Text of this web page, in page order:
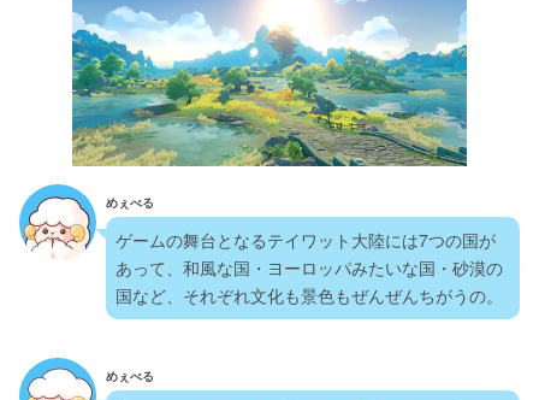
めぇべる
ゲームの舞台となるテイワット大陸には7つの国が
あって、和風な国・ヨーロッパみたいな国・砂漠の
国など、それぞれ文化も景色もぜんぜんちがうの。
めぇべる